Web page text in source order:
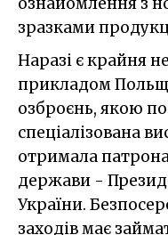
зразками
Наразі є крайня
прикладом
озброєнь, якою
спеціалізована
отримала
держави -
України.
заходів має